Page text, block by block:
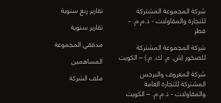
شركة المجموعة المشتركة
للتجارة والمقاولات - ذ.م.م. -
قطر
شركة المجموعة المشتركة
للصخور (ش. م. ك. م.) – الكويت
شركة المعروف والبرجس
المشتركة للتجارة العامة
والمقاولات - ذ.م.م. – الكويت
تقارير ربع سنوية
تقارير سنوية
مدققي المجموعة
المساهمين
ملف الشركة